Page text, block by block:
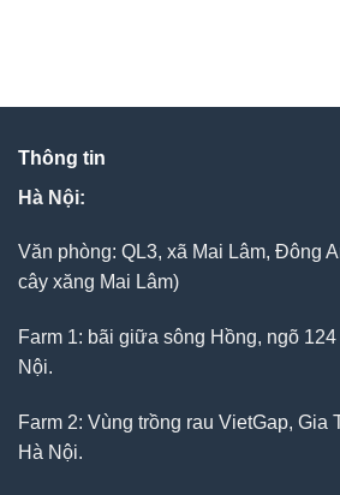
Thông tin
Hà Nội:
Văn phòng: QL3, xã Mai Lâm, Đông
cây xăng Mai Lâm)
Farm 1: bãi giữa sông Hồng, ngõ
Nội.
Farm 2: Vùng trồng rau VietGap, Gia
Hà Nội.